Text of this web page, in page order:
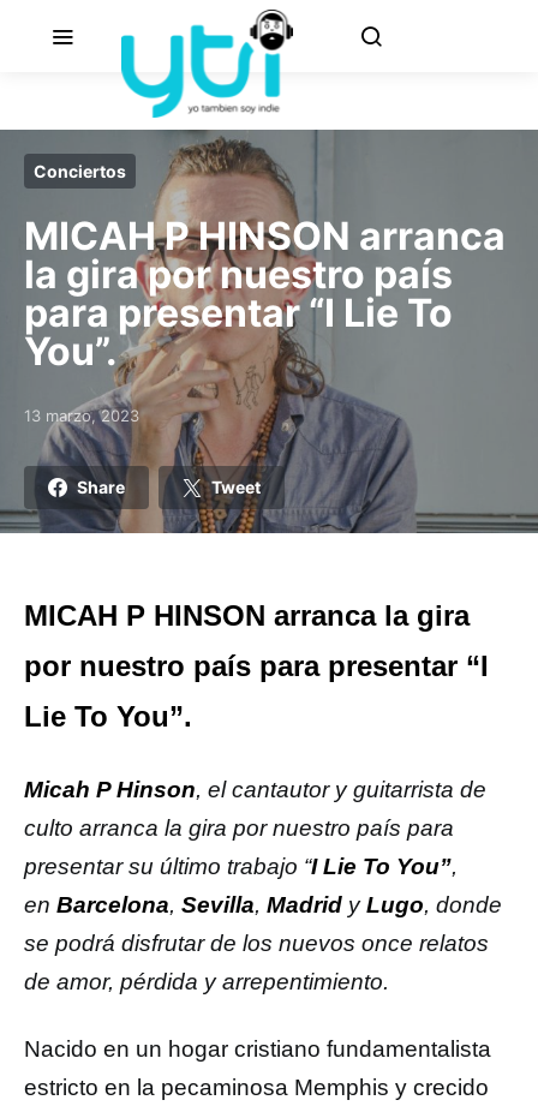
Conciertos
MICAH P HINSON arranca
la gira por nuestro país
para presentar “I Lie To
You”.
Posted on
13 marzo, 2023
Share Tweet
MICAH P HINSON arranca la gira
por nuestro país para presentar “I
Lie To You”.
Micah P Hinson, el cantautor y guitarrista de
culto arranca la gira por nuestro país para
presentar su último trabajo “I Lie To You”,
en Barcelona, Sevilla, Madrid yLugo, donde
se podrá disfrutar de los nuevos once relatos
de amor, pérdida y arrepentimiento.
Nacido en un hogar cristiano fundamentalista
estricto en la pecaminosa Memphis y crecido